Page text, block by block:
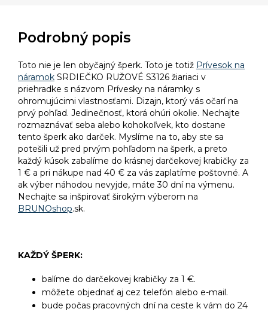
Podrobný popis
Toto nie je len obyčajný šperk. Toto je totiž Prívesok na
náramok SRDIEČKO RUŽOVÉ S3126 žiariaci v
priehradke s názvom Prívesky na náramky s
ohromujúcimi vlastnosťami. Dizajn, ktorý vás očarí na
prvý pohľad. Jedinečnosť, ktorá ohúri okolie. Nechajte
rozmaznávať seba alebo kohokoľvek, kto dostane
tento šperk ako darček. Myslíme na to, aby ste sa
potešili už pred prvým pohľadom na šperk, a preto
každý kúsok zabalíme do krásnej darčekovej krabičky za
1 € a pri nákupe nad 40 € za vás zaplatíme poštovné. A
ak výber náhodou nevyjde, máte 30 dní na výmenu.
Nechajte sa inšpirovať širokým výberom na
BRUNOshop.sk.
KAŽDÝ ŠPERK:
balíme do darčekovej krabičky za 1 €.
môžete objednať aj cez telefón alebo e-mail.
bude počas pracovných dní na ceste k vám do 24